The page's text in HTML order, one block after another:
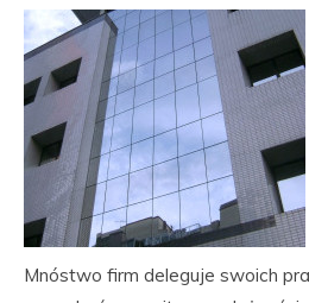
Mnóstwo firm deleguje swoich